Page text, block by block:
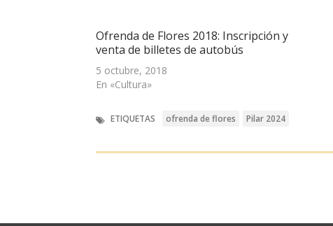
en
una
ventana
Ofrenda de Flores 2018: Inscripción y
venta de billetes de autobús
5 octubre, 2018
En «Cultura»
ETIQUETAS ofrenda de flores Pilar 2024